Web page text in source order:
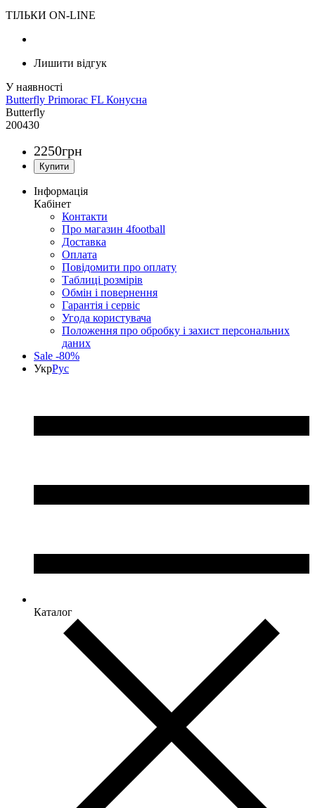
ТІЛЬКИ ON-LINE
Лишити відгук
Butterfly Primorac FL Конусна
Butterfly
200430
2250грн
Інформація
Кабінет
Контакти
Про магазин 4football
Доставка
Оплата
Повідомити про оплату
Таблиці розмірів
Обмін і повернення
Гарантія і сервіс
Угода користувача
Положення про обробку і захист персональних
даних
Sale -80%
УкрРус
Каталог